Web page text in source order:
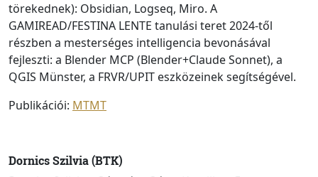
törekednek): Obsidian, Logseq, Miro. A
GAMIREAD/FESTINA LENTE tanulási teret 2024-től
részben a mesterséges intelligencia bevonásával
fejleszti: a Blender MCP (Blender+Claude Sonnet), a
QGIS Münster, a FRVR/UPIT eszközeinek segítségével.
Publikációi: MTMT
Dornics Szilvia (BTK)